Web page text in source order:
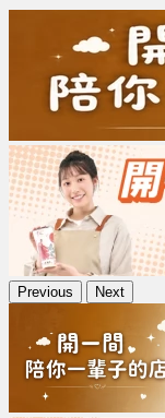
Previous Next